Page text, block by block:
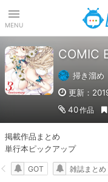
MENU
COMIC
掃き溜め
更新：
40作品
掲載作品まとめ
単行本ピックアップ
GOT 雑誌まとめ